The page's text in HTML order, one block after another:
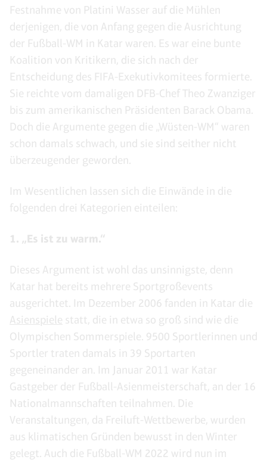
Festnahme von Platini Wasser auf die Mühlen
derjenigen, die von Anfang gegen die Ausrichtung
der Fußball-WM in Katar waren. Es war eine bunte
Koalition von Kritikern, die sich nach der
Entscheidung des FIFA-Exekutivkomitees formierte.
Sie reichte vom damaligen DFB-Chef Theo Zwanziger
bis zum amerikanischen Präsidenten Barack Obama.
Doch die Argumente gegen die „Wüsten-WM“ waren
schon damals schwach, und sie sind seither nicht
überzeugender geworden.
Im Wesentlichen lassen sich die Einwände in die
folgenden drei Kategorien einteilen:
1. „Es ist zu warm.“
Dieses Argument ist wohl das unsinnigste, denn
Katar hat bereits mehrere Sportgroßevents
ausgerichtet. Im Dezember 2006 fanden in Katar die
Asienspiele statt, die in etwa so groß sind wie die
Olympischen Sommerspiele. 9500 Sportlerinnen und
Sportler traten damals in 39 Sportarten
gegeneinander an. Im Januar 2011 war Katar
Gastgeber der Fußball-Asienmeisterschaft, an der 16
Nationalmannschaften teilnahmen. Die
Veranstaltungen, da Freiluft-Wettbewerbe, wurden
aus klimatischen Gründen bewusst in den Winter
gelegt. Auch die Fußball-WM 2022 wird nun im